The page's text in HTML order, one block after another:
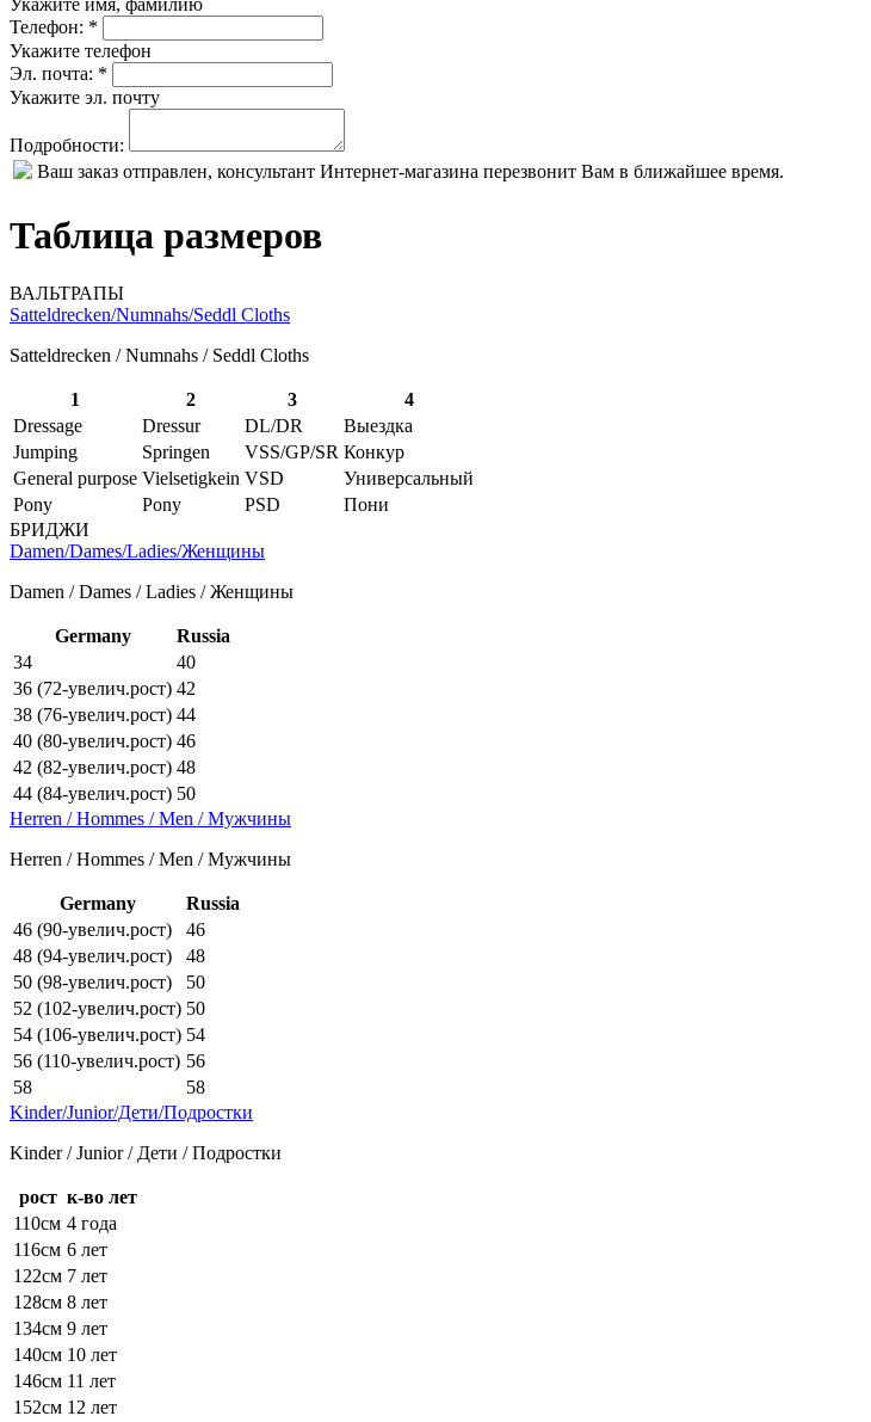
Укажите имя, фамилию
Телефон: *
Укажите телефон
Эл. почта: *
Укажите эл. почту
Подробности:
Ваш заказ отправлен, консультант Интернет-магазина перезвонит Вам в ближайшее время.
Таблица размеров
ВАЛЬТРАПЫ
Satteldrecken/Numnahs/Seddl Cloths
Satteldrecken / Numnahs / Seddl Cloths
1 2 3
4
Dressage
Dressur DL/DR
Выездка
Jumping
Springen VSS/GP/SR Конкур
General purpose Vielsetigkein VSD
Универсальный
Pony
Pony PSD
Пони
БРИДЖИ
Damen/Dames/Ladies/Женщины
Damen / Dames / Ladies / Женщины
Germany
Russia
34
40
36 (72-увелич.рост) 42
38 (76-увелич.рост) 44
40 (80-увелич.рост) 46
42 (82-увелич.рост) 48
44 (84-увелич.рост) 50
Herren / Hommes / Men / Мужчины
Herren / Hommes / Men / Мужчины
Germany
Russia
46 (90-увелич.рост)
46
48 (94-увелич.рост)
48
50 (98-увелич.рост)
50
52 (102-увелич.рост) 50
54 (106-увелич.рост) 54
56 (110-увелич.рост) 56
58
58
Kinder/Junior/Дети/Подростки
Kinder / Junior / Дети / Подростки
рост к-во лет
110см 4 года
116см 6 лет
122см 7 лет
128см 8 лет
134см 9 лет
140см 10 лет
146см 11 лет
152см 12 лет